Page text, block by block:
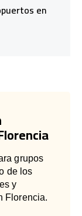
en
grupos
de los
y
Florencia.